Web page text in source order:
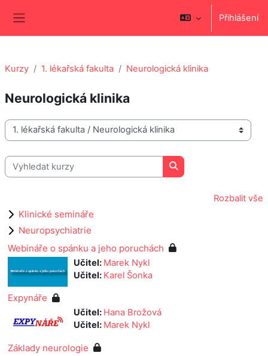
Přihlášení
Kurzy 1. lékařská fakulta Neurologická klinika
Neurologická klinika
Kategorie kurzů
Vyhledat kurzy
Vyhledat kurzy
Rozbalit vše
Klinické semináře
Neuropsychiatrie
Webináře o spánku a jeho poruchách
Učitel: Marek Nykl
Učitel: Karel Šonka
Expynáře
Učitel: Hana Brožová
Učitel: Marek Nykl
Základy neurologie